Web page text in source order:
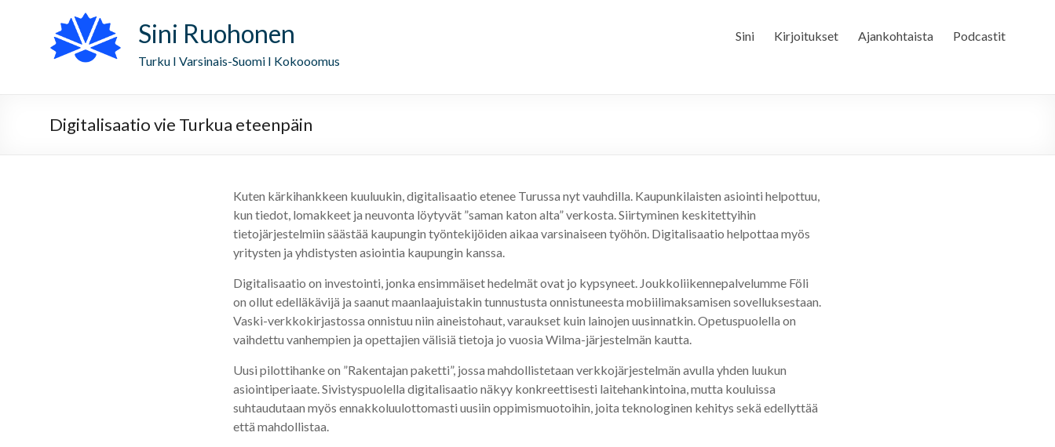
Sini Ruohonen
Turku I Varsinais-Suomi I Kokooomus
Sini Kirjoitukset Ajankohtaista Podcastit
Digitalisaatio vie Turkua eteenpäin
Kuten kärkihankkeen kuuluukin, digitalisaatio etenee Turussa nyt vauhdilla. Kaupunkilaisten asiointi helpottuu,
kun tiedot, lomakkeet ja neuvonta löytyvät ”saman katon alta” verkosta. Siirtyminen keskitettyihin
tietojärjestelmiin säästää kaupungin työntekijöiden aikaa varsinaiseen työhön. Digitalisaatio helpottaa myös
yritysten ja yhdistysten asiointia kaupungin kanssa.
Digitalisaatio on investointi, jonka ensimmäiset hedelmät ovat jo kypsyneet. Joukkoliikennepalvelumme Föli
on ollut edelläkävijä ja saanut maanlaajuistakin tunnustusta onnistuneesta mobiilimaksamisen sovelluksestaan.
Vaski-verkkokirjastossa onnistuu niin aineistohaut, varaukset kuin lainojen uusinnatkin. Opetuspuolella on
vaihdettu vanhempien ja opettajien välisiä tietoja jo vuosia Wilma-järjestelmän kautta.
Uusi pilottihanke on ”Rakentajan paketti”, jossa mahdollistetaan verkkojärjestelmän avulla yhden luukun
asiointiperiaate. Sivistyspuolella digitalisaatio näkyy konkreettisesti laitehankintoina, mutta kouluissa
suhtaudutaan myös ennakkoluulottomasti uusiin oppimismuotoihin, joita teknologinen kehitys sekä edellyttää
että mahdollistaa.